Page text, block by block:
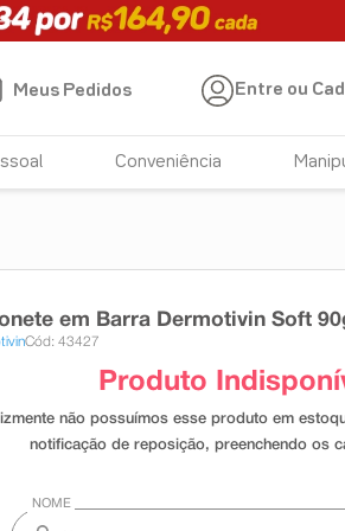
Meus Pedidos Entre ou
Conveniência
em Barra Dermotivin Soft
Cód: 43427